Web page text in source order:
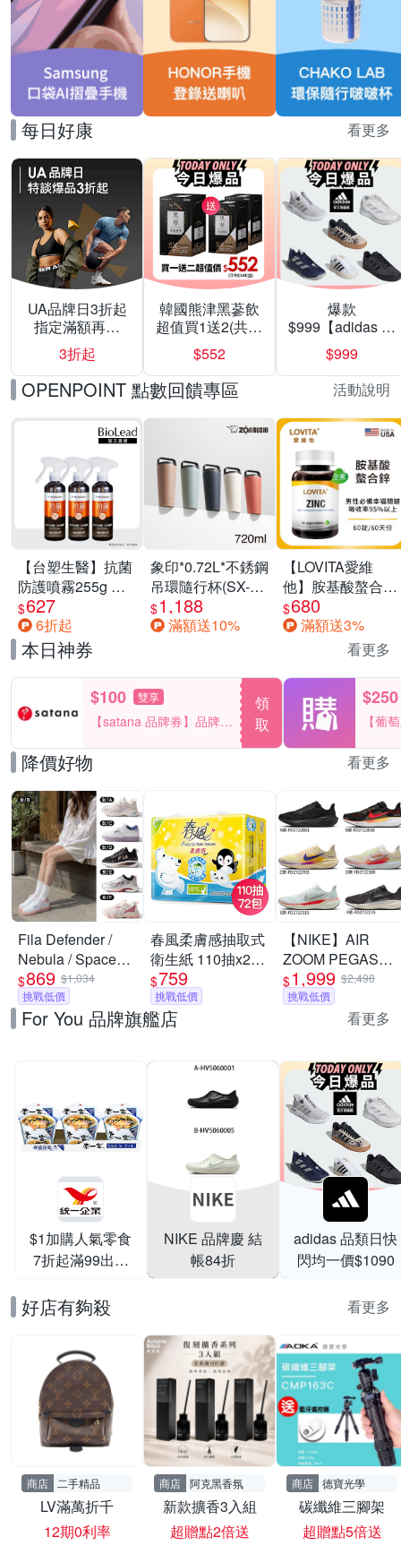
每日好康 看更多
UA品牌日3折起
指定滿額再折
200
3折起
韓國熊津黑蔘飲
超值買1送2(共24
入組)
$552
爆款
$999【adidas 愛
迪達】男/女 精選
運動鞋休閒鞋 任
選均一價
$999
OPENPOINT 點數回饋專區 活動說明
【台塑生醫】抗菌
防護噴霧255g 三
入組
$627
6折起
象印*0.72L*不銹鋼
吊環隨行杯(SX-
LA72H)
$1,188
滿額送10%
【LOVITA愛維
他】胺基酸螯合鋅
x2瓶30mg素食錠
(鋅錠)
$680
滿額送3%
本日神券 看更多
$100 雙享
【satana 品牌券】品牌週
一件折$100
領
取
$250
【葡
品滿
降價好物 看更多
Fila Defender /
Nebula / Space
Capsule 男女鞋 慢
跑鞋 運動 休閒 舒
適 透氣 緩震 (多款
$869 $1,034
挑戰低價
春風柔膚感抽取式
衛生紙 110抽x24
包x3串/箱
$759
挑戰低價
【NIKE】AIR
ZOOM PEGASUS
41 慢跑鞋 休閒鞋
運動鞋 走路鞋 日
常穿搭 低筒 男女
$1,999 $2,498
挑戰低價
For You 品牌旗艦店 看更多
$1加購人氣零食
7折起滿99出貨
NIKE 品牌慶 結
帳84折
adidas 品類日快
閃均一價$1090
好店有夠殺 看更多
商店 二手精品
LV滿萬折千
12期0利率
商店 阿克黑香氛
新款擴香3入組
超贈點2倍送
商店 德寶光學
碳纖維三腳架
超贈點5倍送